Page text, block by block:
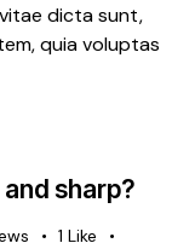
dicta sunt,
quia voluptas
sharp?
1 Like